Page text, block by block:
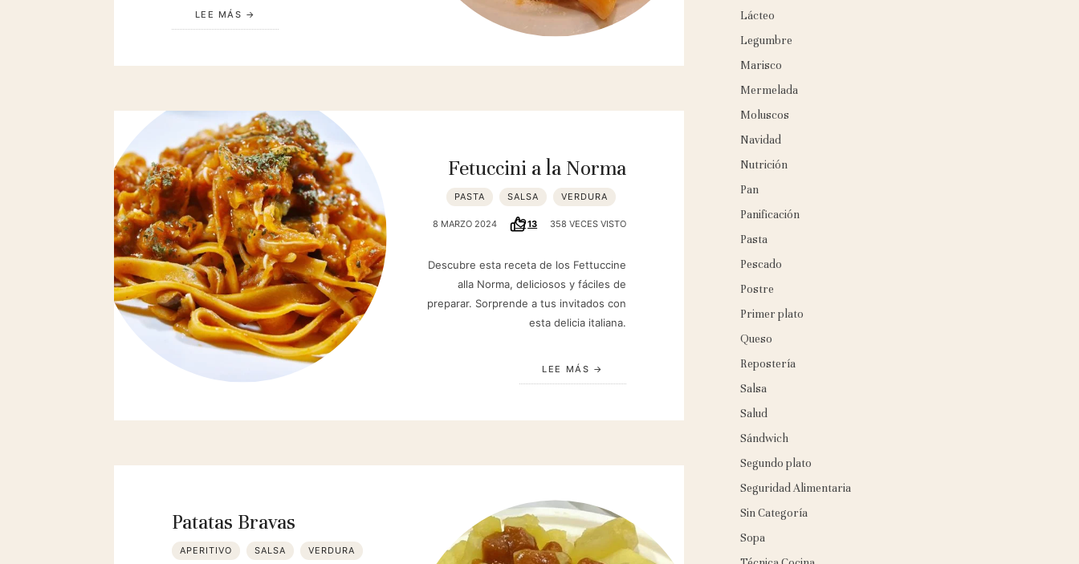
LEE MÁS
Fetuccini a la Norma
PASTA SALSA VERDURA
8 MARZO 2024 13 358 VECES VISTO
Descubre esta receta de los Fettuccine
alla Norma, deliciosos y fáciles de
preparar. Sorprende a tus invitados con
esta delicia italiana.
LEE MÁS
Patatas Bravas
APERITIVO SALSA VERDURA
Lácteo
Legumbre
Marisco
Mermelada
Moluscos
Navidad
Nutrición
Pan
Panificación
Pasta
Pescado
Postre
Primer plato
Queso
Repostería
Salsa
Salud
Sándwich
Segundo plato
Seguridad Alimentaria
Sin Categoría
Sopa